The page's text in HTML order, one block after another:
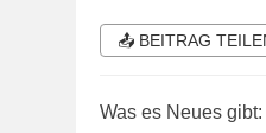
📤 BEITRAG
Was es Neues gibt: